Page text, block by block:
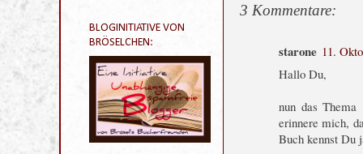
3 Kommentare:
starone 11.
Hallo Du,
nun das
erinnere mich,
Buch kennst Du
Wanderinsel
BLOGINITIATIVE VON
BRÖSELCHEN: